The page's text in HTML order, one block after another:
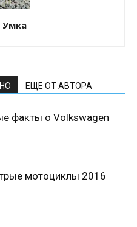
Умка
ЕЩЕ ОТ АВТОРА
факты о Volkswagen
мотоциклы 2016